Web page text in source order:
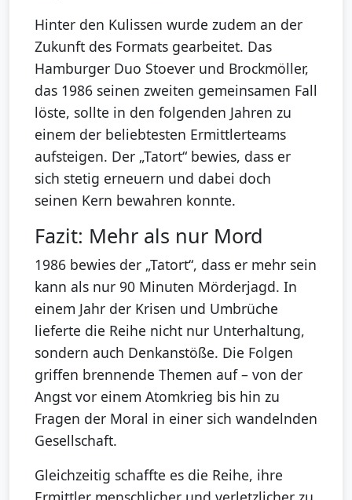
Hinter den Kulissen wurde zudem an der
Zukunft des Formats gearbeitet. Das
Hamburger Duo Stoever und Brockmöller,
das 1986 seinen zweiten gemeinsamen Fall
löste, sollte in den folgenden Jahren zu
einem der beliebtesten Ermittlerteams
aufsteigen. Der „Tatort“ bewies, dass er
sich stetig erneuern und dabei doch
seinen Kern bewahren konnte.
Fazit: Mehr als nur Mord
1986 bewies der „Tatort“, dass er mehr sein
kann als nur 90 Minuten Mörderjagd. In
einem Jahr der Krisen und Umbrüche
lieferte die Reihe nicht nur Unterhaltung,
sondern auch Denkanstöße. Die Folgen
griffen brennende Themen auf – von der
Angst vor einem Atomkrieg bis hin zu
Fragen der Moral in einer sich wandelnden
Gesellschaft.
Gleichzeitig schaffte es die Reihe, ihre